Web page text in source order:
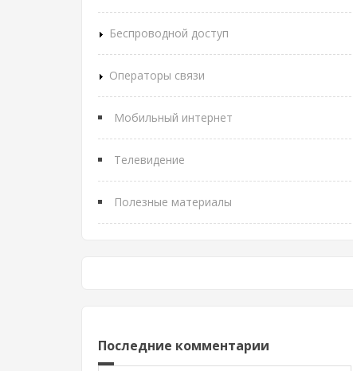
Беспроводной доступ
Операторы связи
Мобильный интернет
Телевидение
Полезные материалы
Последние комментарии